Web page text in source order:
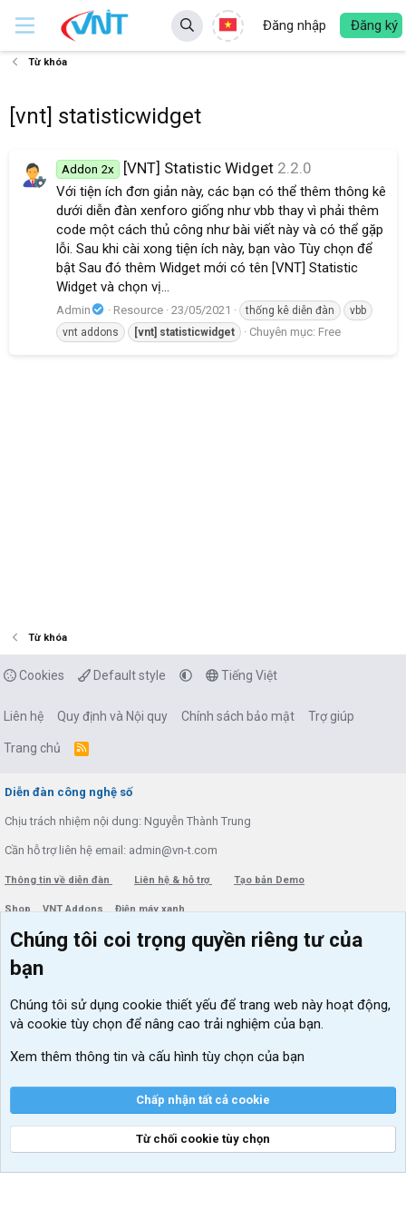
Đăng nhập Đăng ký
Từ khóa
[vnt] statisticwidget
Addon 2x [VNT] Statistic Widget 2.2.0
Với tiện ích đơn giản này, các bạn có thể thêm thông kê
dưới diễn đàn xenforo giống như vbb thay vì phải thêm
code một cách thủ công như bài viết này và có thể gặp
lỗi. Sau khi cài xong tiện ích này, bạn vào Tùy chọn để
bật Sau đó thêm Widget mới có tên [VNT] Statistic
Widget và chọn vị...
Admin Resource 23/05/2021 thống kê diễn đàn
vbb
vnt addons
[vnt] statisticwidget Chuyên mục: Free
Từ khóa
Cookies Default style Tiếng Việt
Liên hệ Quy định và Nội quy Chính sách bảo mật Trợ giúp
Trang chủ
R
Diễn đàn công nghệ số
Chịu trách nhiệm nội dung: Nguyễn Thành Trung
Cần hỗ trợ liên hệ email: admin@vn-t.com
Thông tin về diễn đàn Liên hệ & hỗ trợ Tạo bản Demo
Shop VNT Addons Điện máy xanh
Menu thành viên
Đăng nhập
Diễn đàn
Kích hoạt Windows/ Office miễn phí
VIP add-ons Xenforo
Khuyến mãi và tài trợ
Chúng tôi coi trọng quyền riêng tư của
bạn
Chúng tôi sử dụng cookie thiết yếu để trang web này hoạt động,
và cookie tùy chọn để nâng cao trải nghiệm của bạn.
Xem thêm thông tin và cấu hình tùy chọn của bạn
Chấp nhận tất cả cookie
Từ chối cookie tùy chọn